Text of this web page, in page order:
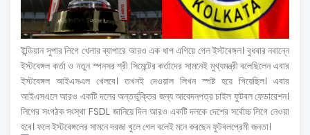
ইন্ডিয়ান সুপার লিগে খেলার ব্যাপারে আরও এক ধাপ এগিয়ে গেল ইস্টবেঙ্গল। বুধবার নবান্নে
ইস্টবেঙ্গল কর্তা ও নতুন স্পনসর শ্রী সিমেন্টের কর্তাদের সামনেই মুখ্যমন্ত্রী বলেছিলেন এবার
ইস্টবেঙ্গল আইএসএল খেলবে। তখনই দেওয়াল লিখন স্পষ্ট হয়ে গিয়েছিল। এবার
আইএসএলে আরও একটি দলের অন্তর্ভুক্তির জন্য আবেদনপত্র চাইল ফুটবল ফেডারেশন।
লিগের সংগঠক সংস্থা FSDL জানিয়ে দিল আরও একটি দলকে দেশের সর্বোচ্চ লিগে নেওয়া
হবে। ফলে ইস্টবেঙ্গলের সামনে দরজা খুলে গেল বলেই মনে করছেন ফুটবলপ্রেমী জনতা।